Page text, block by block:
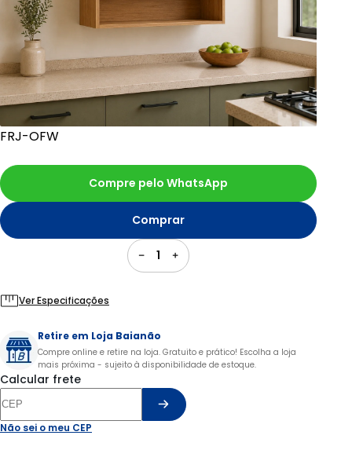
FRJ-OFW
1
Comprar
Compre pelo WhatsApp
Ver Especificações
Retire em Loja Baianão
Compre online e retire na loja. Gratuito e prático! Escolha a loja
mais próxima - sujeito à disponibilidade de estoque.
Calcular frete
Não sei o meu CEP